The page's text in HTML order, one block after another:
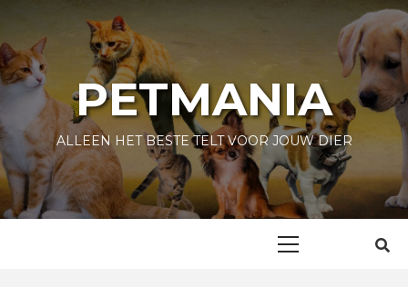
content
PETMANIA
ALLEEN HET BESTE TELT VOOR JOUW DIER